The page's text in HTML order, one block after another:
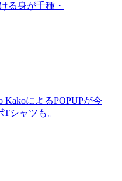
る身が千種・
KakoによるPOPUPが今
シャツも。